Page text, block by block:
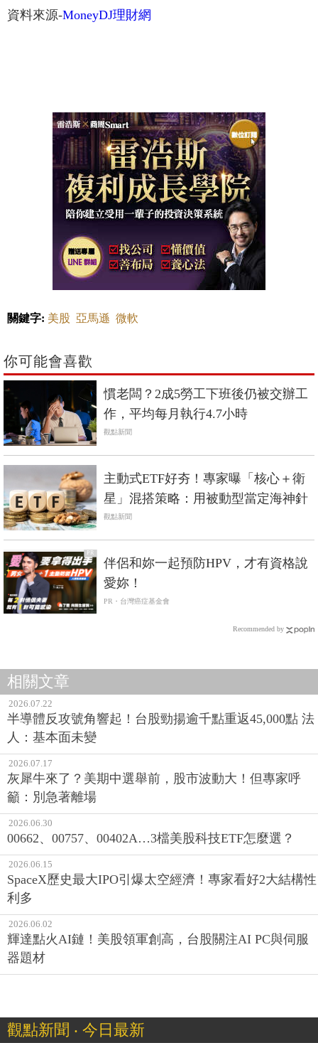
資料來源-MoneyDJ理財網
關鍵字: 美股 亞馬遜 微軟
你可能會喜歡
慣老闆？2成5勞工下班後仍被交辦工
作，平均每月執行4.7小時
觀點新聞
主動式ETF好夯！專家曝「核心＋衛
星」混搭策略：用被動型當定海神針
觀點新聞
PR
伴侶和妳一起預防HPV，才有資格說
愛妳！
PR・台灣癌症基金會
Recommended by
相關文章
2026.07.22
半導體反攻號角響起！台股勁揚逾千點重返45,000點 法
人：基本面未變
2026.07.17
灰犀牛來了？美期中選舉前，股市波動大！但專家呼
籲：別急著離場
2026.06.30
00662、00757、00402A…3檔美股科技ETF怎麼選？
2026.06.15
SpaceX歷史最大IPO引爆太空經濟！專家看好2大結構性
利多
2026.06.02
輝達點火AI鏈！美股領軍創高，台股關注AI PC與伺服
器題材
觀點新聞 ‧ 今日最新